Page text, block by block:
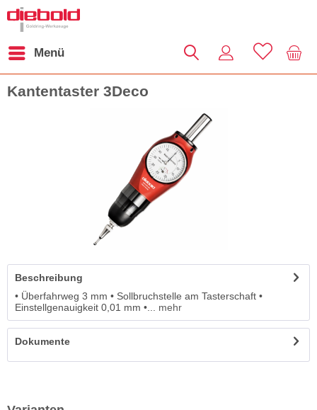
Menü
Kantentaster 3Deco
Beschreibung
• Überfahrweg 3 mm • Sollbruchstelle am Tasterschaft •
Einstellgenauigkeit 0,01 mm •...
mehr
Dokumente